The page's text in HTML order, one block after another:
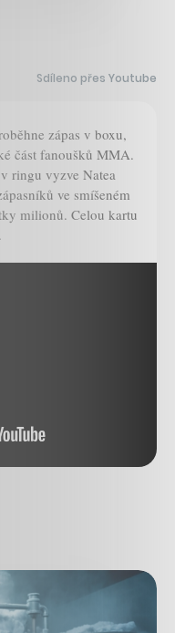
Sdíleno přes Youtube
zápas v boxu,
část fanoušků MMA.
ringu vyzve Natea
ve smíšeném
milionů. Celou kartu